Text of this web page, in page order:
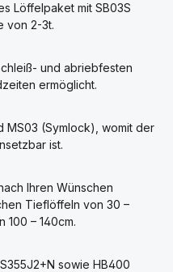
Löffelpaket mit SB03S
von 2-3t.
und abriebfesten
ermöglicht.
MS03 (Symlock), womit der
ist.
Ihren Wünschen
Tieflöffeln von 30 –
100 – 140cm.
sowie HB400